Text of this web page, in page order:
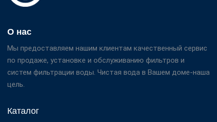
О нас
Мы предоставляем нашим клиентам качественный сервис
по продаже, установке и обслуживанию фильтров и
систем фильтрации воды. Чистая вода в Вашем доме-наша
цель.
Каталог